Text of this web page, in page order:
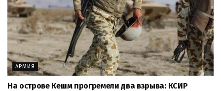
АРМИЯ
На острове Кешм прогремели два взрыва: КСИР